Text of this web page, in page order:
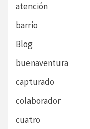
atención
barrio
Blog
buenaventura
capturado
colaborador
cuatro